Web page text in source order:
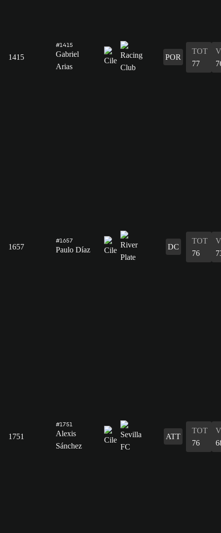
1415
#1415
Gabriel
Arias
POR
TOT
77
1657
#1657
Paulo Díaz DC
TOT
76
1751
#1751
Alexis
Sánchez
ATT
TOT
76